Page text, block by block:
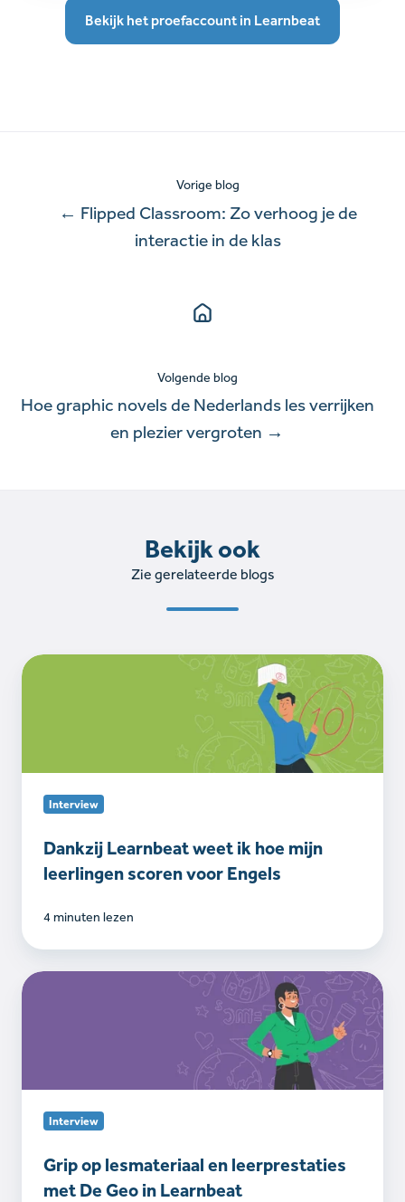
Bekijk het proefaccount in Learnbeat
Vorige blog
← Flipped Classroom: Zo verhoog je de
interactie in de klas
Volgende blog
Hoe graphic novels de Nederlands les verrijken
en plezier vergroten →
Bekijk ook
Zie gerelateerde blogs
Dankzij
mijn
leerlingen
scoren
voor
Interview
Dankzij Learnbeat weet ik hoe mijn
leerlingen scoren voor Engels
4 minuten lezen
Grip
met
Geo
Learnbeat
Interview
Grip op lesmateriaal en leerprestaties
met De Geo in Learnbeat